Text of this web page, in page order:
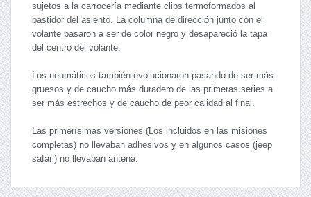
sujetos a la carrocería mediante clips termoformados al
bastidor del asiento. La columna de dirección junto con el
volante pasaron a ser de color negro y desapareció la tapa
del centro del volante.
Los neumáticos también evolucionaron pasando de ser más
gruesos y de caucho más duradero de las primeras series a
ser más estrechos y de caucho de peor calidad al final.
Las primerísimas versiones (Los incluidos en las misiones
completas) no llevaban adhesivos y en algunos casos (jeep
safari) no llevaban antena.